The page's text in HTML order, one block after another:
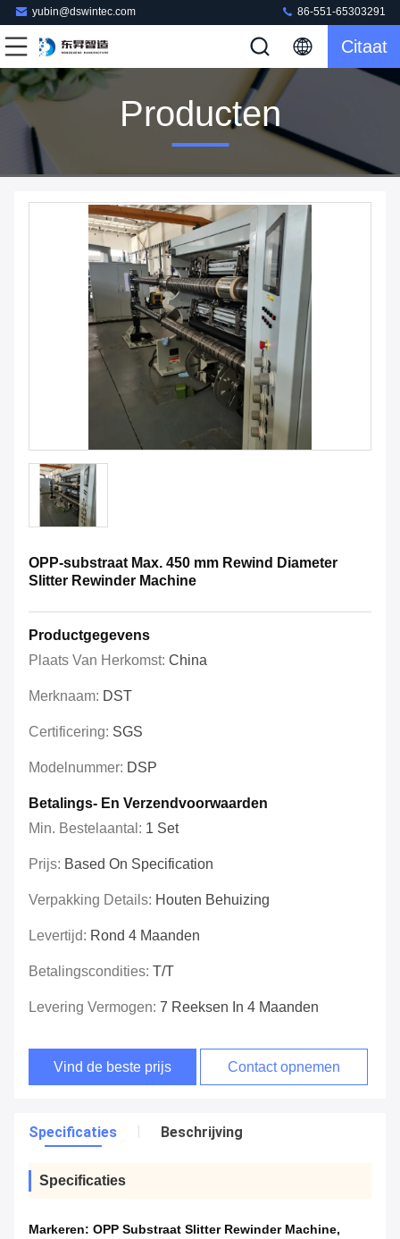
yubin@dswintec.com 86-551-65303291
Citaat
Producten
OPP-substraat Max. 450 mm Rewind Diameter
Slitter Rewinder Machine
Productgegevens
Plaats Van Herkomst: China
Merknaam: DST
Certificering: SGS
Modelnummer: DSP
Betalings- En Verzendvoorwaarden
Min. Bestelaantal: 1 Set
Prijs: Based On Specification
Verpakking Details: Houten Behuizing
Levertijd: Rond 4 Maanden
Betalingscondities: T/T
Levering Vermogen: 7 Reeksen In 4 Maanden
Vind de beste prijs Contact opnemen
Specificaties Beschrijving
Specificaties
Markeren: OPP Substraat Slitter Rewinder Machine,